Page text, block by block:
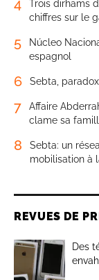
4
Trois dirhams
chiffres sur le
5
Núcleo
espagnol
6 Sebta,
7
Affaire
clame sa
8
Sebta: un
mobilisation à
REVUES DE
Des